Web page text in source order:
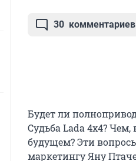
30 комментариев
Будет ли
Судьба Lada 4x4?
будущем? Эти
маркетингу Яну